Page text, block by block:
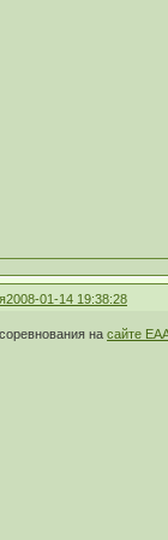
2008-01-14 19:38:28
насайте